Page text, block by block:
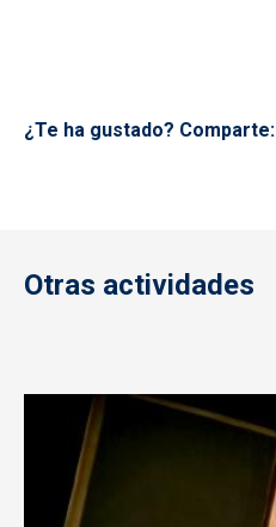
¿Te ha gustado? Comparte:
Otras actividades